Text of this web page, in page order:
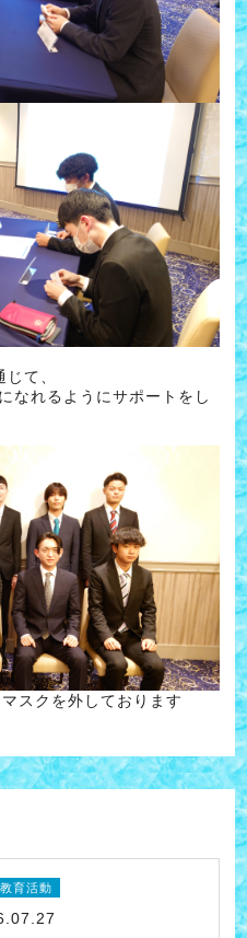
て、
なれるようにサポートをし
スクを外しております
育活動